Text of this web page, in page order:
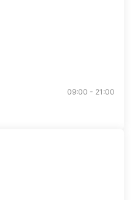
09:00 - 21:00